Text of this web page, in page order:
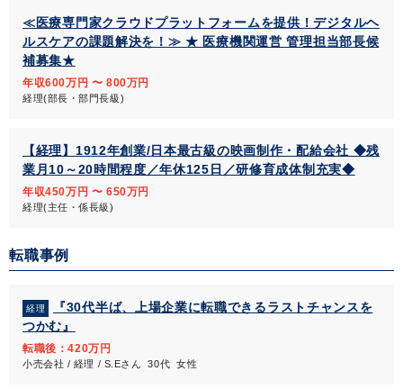
≪医療専門家クラウドプラットフォームを提供！デジタルヘ
ルスケアの課題解決を！≫ ★ 医療機関運営 管理担当部長候
補募集★
年収600万円 〜 800万円
経理(部長・部門長級)
【経理】1912年創業/日本最古級の映画制作・配給会社 ◆残
業月10～20時間程度／年休125日／研修育成体制充実◆
年収450万円 〜 650万円
経理(主任・係長級)
転職事例
経理
『30代半ば、上場企業に転職できるラストチャンスを
つかむ』
転職後：420万円
小売会社 / 経理 / S.Eさん 30代 女性